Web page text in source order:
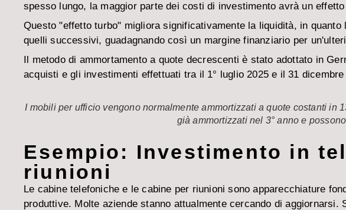
spesso lungo, la maggior parte dei costi di investimento avrà un
Questo "effetto turbo" migliora significativamente la liquidità, in
quelli successivi, guadagnando così un margine finanziario per
Il metodo di ammortamento a quote decrescenti è stato adottato in
acquisti e gli investimenti effettuati tra il 1° luglio 2025 e il 31 dicembre
I mobili per ufficio vengono normalmente ammortizzati a quote costanti
già ammortizzati nel 3° anno e
Esempio: Investimento in
riunioni
Le cabine telefoniche e le cabine per riunioni sono apparecchiature
produttive. Molte aziende stanno attualmente cercando di